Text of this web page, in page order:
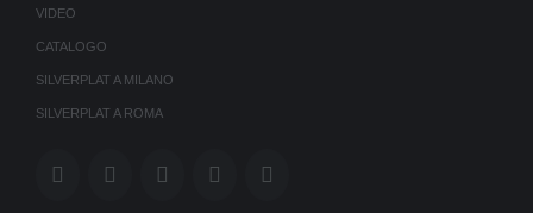
VIDEO
CATALOGO
SILVERPLAT A MILANO
SILVERPLAT A ROMA